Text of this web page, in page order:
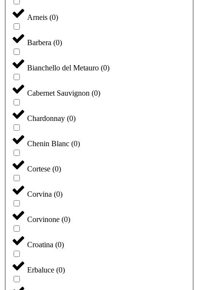
Arneis (0)
Barbera (0)
Bianchello del Metauro (0)
Cabernet Sauvignon (0)
Chardonnay (0)
Chenin Blanc (0)
Cortese (0)
Corvina (0)
Corvinone (0)
Croatina (0)
Erbaluce (0)